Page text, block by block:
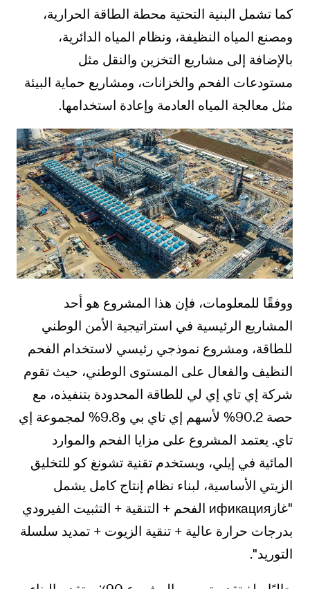
كما تشمل البنية التحتية محطة الطاقة الحرارية،
ومصنع المياه النظيفة، ونظام المياه الدائرية،
بالإضافة إلى مشاريع التخزين والنقل مثل
مستودعات الفحم والخزانات، ومشاريع حماية البيئة
مثل معالجة المياه العادمة وإعادة استخدامها.
ووفقًا للمعلومات، فإن هذا المشروع هو أحد
المشاريع الرئيسية في استراتيجية الأمن الوطني
للطاقة، ومشروع نموذجي رئيسي لاستخدام الفحم
النظيف والفعال على المستوى الوطني، حيث تقوم
شركة إي تاي إي لي للطاقة المحدودة بتنفيذه، مع
حصة 90.2% لأسهم إي تاي بي و9.8% لمجموعة إي
تاي. يعتمد المشروع على مزايا الفحم والموارد
المائية في إيلي، ويستخدم تقنية تشونغ كو للتخليق
الزيتي الأساسية، لبناء نظام إنتاج كامل يشمل
"غازификация الفحم + التنقية + التثبيت الفيرودي
بدرجات حرارة عالية + تنقية الزيوت + تمديد سلسلة
التوريد".